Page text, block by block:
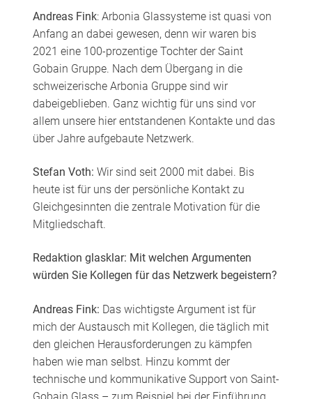
Andreas Fink: Arbonia Glassysteme ist quasi von
Anfang an dabei gewesen, denn wir waren bis
2021 eine 100-prozentige Tochter der Saint
Gobain Gruppe. Nach dem Übergang in die
schweizerische Arbonia Gruppe sind wir
dabeigeblieben. Ganz wichtig für uns sind vor
allem unsere hier entstandenen Kontakte und das
über Jahre aufgebaute Netzwerk.
Stefan Voth: Wir sind seit 2000 mit dabei. Bis
heute ist für uns der persönliche Kontakt zu
Gleichgesinnten die zentrale Motivation für die
Mitgliedschaft.
Redaktion glasklar: Mit welchen Argumenten
würden Sie Kollegen für das Netzwerk begeistern?
Andreas Fink: Das wichtigste Argument ist für
mich der Austausch mit Kollegen, die täglich mit
den gleichen Herausforderungen zu kämpfen
haben wie man selbst. Hinzu kommt der
technische und kommunikative Support von Saint-